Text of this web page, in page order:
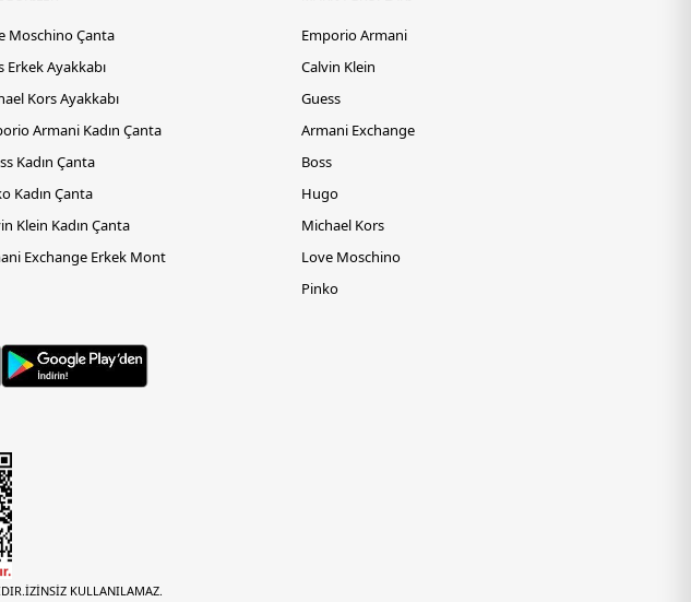
Moschino Çanta
Erkek Ayakkabı
Kors Ayakkabı
Armani Kadın Çanta
Kadın Çanta
Kadın Çanta
Klein Kadın Çanta
Exchange Erkek Mont
Emporio Armani
Calvin Klein
Guess
Armani Exchange
Boss
Hugo
Michael Kors
Love Moschino
Pinko
KULLANILAMAZ.